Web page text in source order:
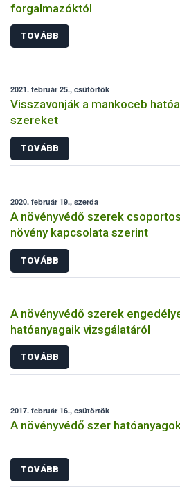
forgalmazóktól
TOVÁBB
2021. február 25., csütörtök
Visszavonják a mankoceb
szereket
TOVÁBB
2020. február 19., szerda
A növényvédő szerek
növény kapcsolata szerint
TOVÁBB
A növényvédő szerek
hatóanyagaik vizsgálatáról
TOVÁBB
2017. február 16., csütörtök
A növényvédő szer
TOVÁBB